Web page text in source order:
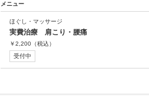
メニュー
ほぐし・マッサージ
実費治療 肩こり・腰痛
￥2,200 （税込）
受付中